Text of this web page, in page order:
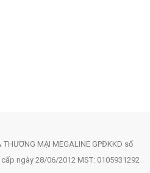
THƯƠNG MẠI MEGALINE GPĐKKD số
ngày 28/06/2012 MST: 0105931292